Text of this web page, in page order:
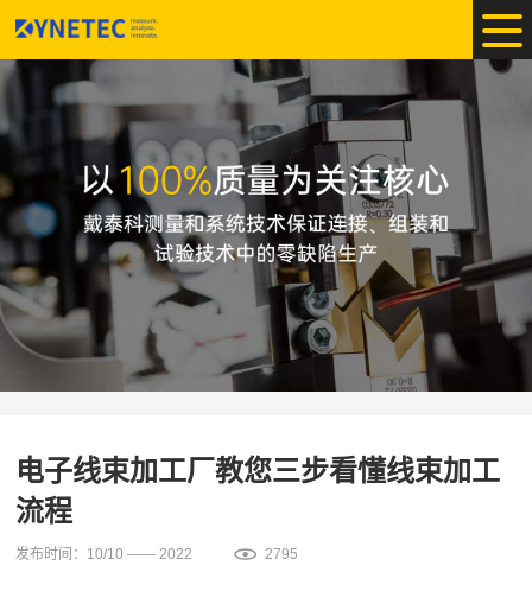
电子线束加工厂教您三步看懂线束加工
流程
发布时间：10/10 —— 2022 2795